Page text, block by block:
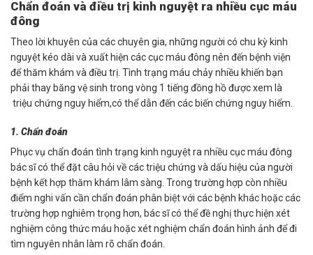
Chẩn đoán và điều trị kinh nguyệt ra nhiều cục máu
đông
Theo lời khuyên của các chuyên gia, những người có chu kỳ kinh
nguyệt kéo dài và xuất hiện các cục máu đông nên đến bệnh viện
để thăm khám và điều trị. Tình trạng máu chảy nhiều khiến bạn
phải thay băng vệ sinh trong vòng 1 tiếng đồng hồ được xem là
triệu chứng nguy hiểm,có thể dẫn đến các biến chứng nguy hiểm.
1. Chẩn đoán
Phục vụ chẩn đoán tình trạng kinh nguyệt ra nhiều cục máu đông
bác sĩ có thể đặt câu hỏi về các triệu chứng và dấu hiệu của người
bệnh kết hợp thăm khám lâm sàng. Trong trường hợp còn nhiều
điểm nghi vấn cần chẩn đoán phân biệt với các bệnh khác hoặc các
trường hợp nghiêm trọng hơn, bác sĩ có thể đề nghị thực hiện xét
nghiệm công thức máu hoặc xét nghiệm chẩn đoán hình ảnh để đi
tìm nguyên nhân làm rõ chẩn đoán.